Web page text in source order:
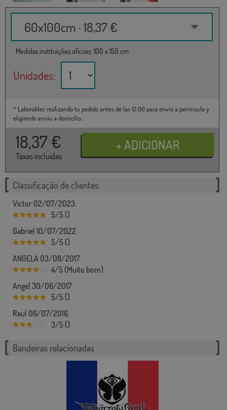
60x100cm · 18,37 €
Medidas instituições oficiais: 100 x 150 cm
Unidades:
* Laborables realizando tu pedido antes de las 12:00 para envío a península y
eligiendo envío a domicilio.
18,37 €
Taxas incluídas
Classificação de clientes:
Victor 02/07/2023.
5/5 ()
Gabriel 10/07/2022.
5/5 ()
ANGELA 03/08/2017.
4/5 (Muito bom)
Angel 30/06/2017.
5/5 ()
Raul 06/07/2016.
3/5 ()
Bandeiras relacionadas